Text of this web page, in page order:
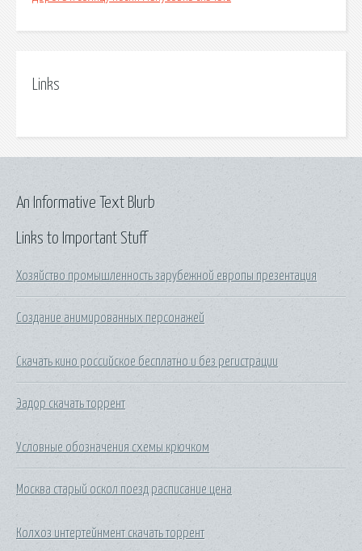
Links
Links to Important Stuff
Хозяйство промышленность зарубежной европы презентация
Создание анимированных персонажей
Скачать кино российское бесплатно и без регистрации
Эадор скачать торрент
Условные обозначения схемы крючком
Москва старый оскол поезд расписание цена
Колхоз интертейнмент скачать торрент
An Informative Text Blurb